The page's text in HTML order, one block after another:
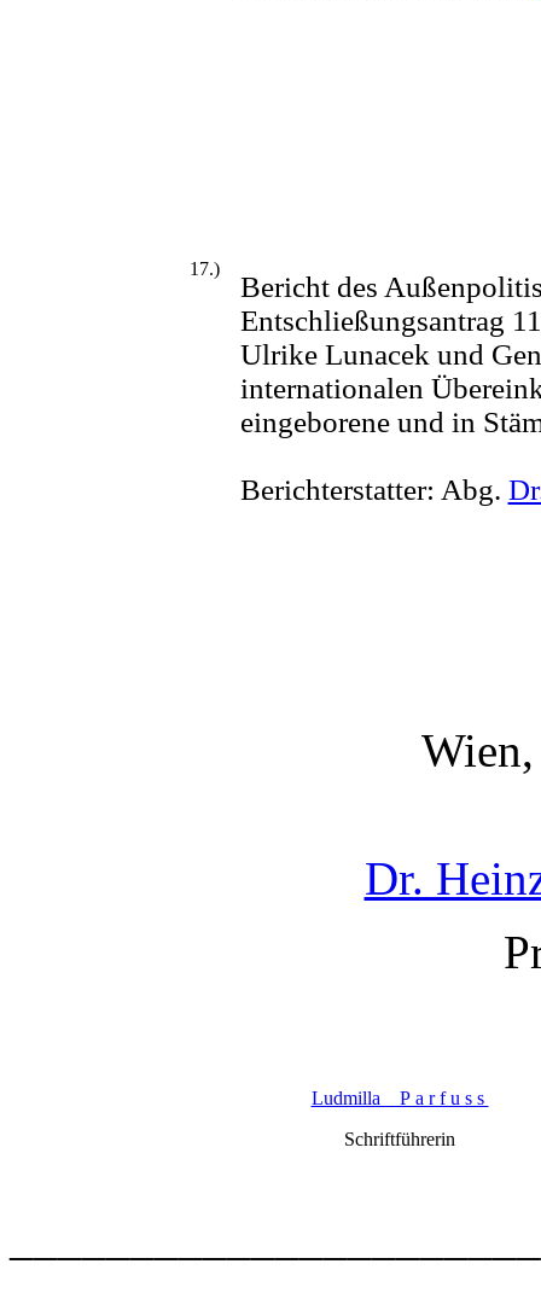
17.)
Bericht des
Entschließungsantrag
Ulrike Lunacek und
internationalen
eingeborene und in
Berichterstatter: Abg.
Dr.
Ludmilla P a r f u s s
Schriftführerin